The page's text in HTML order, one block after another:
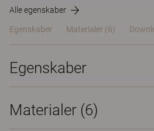
Alle egenskaber
Egenskaber Materialer (6)
Egenskaber
Materialer (6)